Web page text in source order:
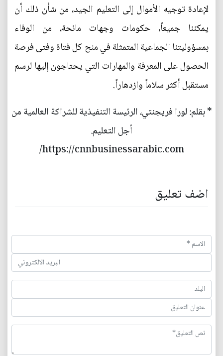
لإعادة توجيه الأموال إلى التعليم الجيد، من شأن ذلك أن
يمكننا جميعاً، حكومات وجهات مانحة، من الوفاء
بمسؤوليتنا الجماعية المتمثلة في منح كل فتاة وفتى فرصة
الحصول على المعرفة والمهارات التي يحتاجون إليها لرسم
مستقبل أكثر سلاماً وازدهاراً.
* بقلم: لورا فريجنتي، الرئيسة التنفيذية للشراكة العالمية من
أجل التعليم.
https://cnnbusinessarabic.com/
اضف تعليق